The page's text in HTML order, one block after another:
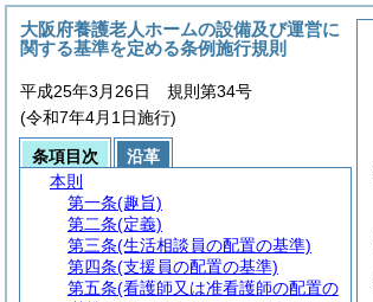
大阪府養護老人ホームの設備及び運営に
関する基準を定める条例施行規則
平成25年3月26日 規則第34号
(令和7年4月1日施行)
条項目次
沿革
本則
第一条(趣旨)
第二条(定義)
第三条(生活相談員の配置の基準)
第四条(支援員の配置の基準)
第五条(看護師又は准看護師の配置の